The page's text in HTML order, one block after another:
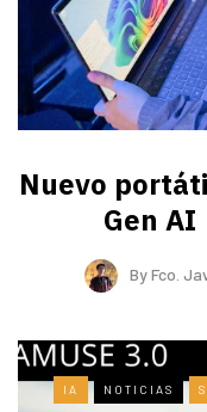
Nuevo
Gen AI
ByFco.
IA NOTICIAS